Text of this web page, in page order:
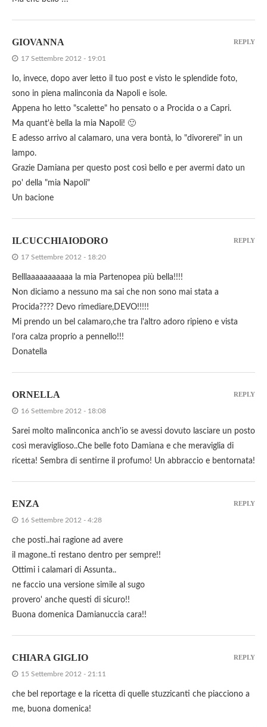
GIOVANNA
17 Settembre 2012 - 19:01
Io, invece, dopo aver letto il tuo post e visto le splendide foto,
sono in piena malinconia da Napoli e isole.
Appena ho letto "scalette" ho pensato o a Procida o a Capri.
Ma quant'è bella la mia Napoli! 🙂
E adesso arrivo al calamaro, una vera bontà, lo "divorerei" in un
lampo.
Grazie Damiana per questo post così bello e per avermi dato un
po' della "mia Napoli"
Un bacione
REPLY
ILCUCCHIAIODORO
17 Settembre 2012 - 18:20
Belllaaaaaaaaaaa la mia Partenopea più bella!!!!
Non diciamo a nessuno ma sai che non sono mai stata a
Procida???? Devo rimediare,DEVO!!!!!
Mi prendo un bel calamaro,che tra l'altro adoro ripieno e vista
l'ora calza proprio a pennello!!!
Donatella
REPLY
ORNELLA
16 Settembre 2012 - 18:08
Sarei molto malinconica anch'io se avessi dovuto lasciare un posto
così meraviglioso..Che belle foto Damiana e che meraviglia di
ricetta! Sembra di sentirne il profumo! Un abbraccio e bentornata!
REPLY
ENZA
16 Settembre 2012 - 4:28
che posti..hai ragione ad avere
il magone..ti restano dentro per sempre!!
Ottimi i calamari di Assunta..
ne faccio una versione simile al sugo
provero' anche questi di sicuro!!
Buona domenica Damianuccia cara!!
REPLY
CHIARA GIGLIO
15 Settembre 2012 - 21:11
che bel reportage e la ricetta di quelle stuzzicanti che piacciono a
me, buona domenica!
REPLY